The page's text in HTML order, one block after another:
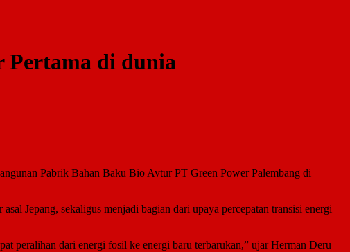
di dunia
Pabrik Bahan Baku Bio Avtur PT Green Power Palembang di
Jepang, sekaligus menjadi bagian dari upaya percepatan transisi energi
peralihan dari energi fosil ke energi baru terbarukan,” ujar Herman Deru